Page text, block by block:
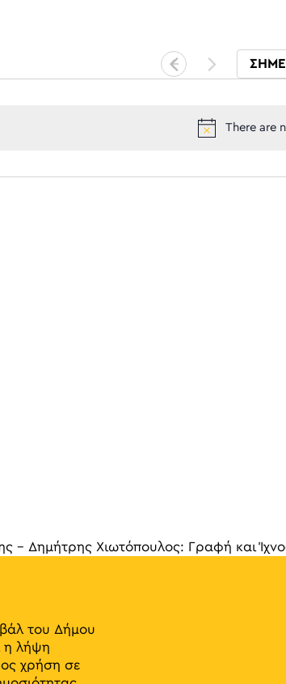
There are
– Δημήτρης Χιωτόπουλος: Γραφή και
του Δήμου
η λήψη
χρήση σε